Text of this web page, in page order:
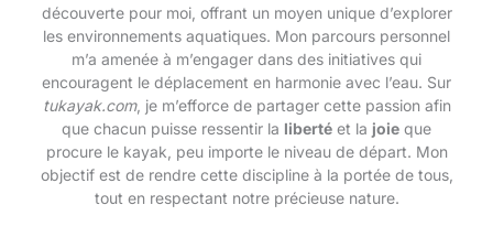
BTFL.
découverte pour moi, offrant un moyen unique d’explorer
les environnements aquatiques. Mon parcours personnel
m’a amenée à m’engager dans des initiatives qui
encouragent le déplacement en harmonie avec l’eau. Sur
tukayak.com, je m’efforce de partager cette passion afin
que chacun puisse ressentir la liberté et la joie que
procure le kayak, peu importe le niveau de départ. Mon
objectif est de rendre cette discipline à la portée de tous,
tout en respectant notre précieuse nature.